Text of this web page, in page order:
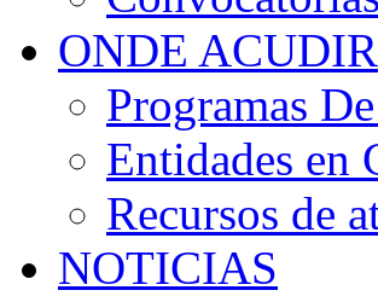
ONDE ACUDIR
Programas
Entidades en
Recursos de
NOTICIAS